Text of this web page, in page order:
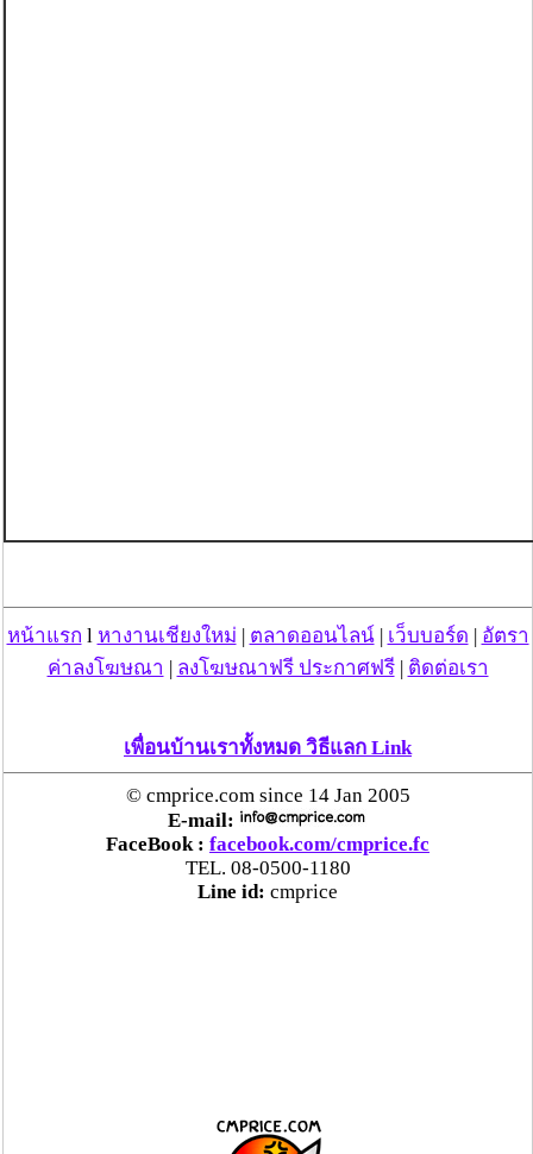
หน้าแรก l หางานเชียงใหม่ | ตลาดออนไลน์| เว็บบอร์ด | อัตรา
ค่าลงโฆษณา | ลงโฆษณาฟรี ประกาศฟรี| ติดต่อเรา
เพื่อนบ้านเราทั้งหมด วิธีแลก Link
© cmprice.com since 14 Jan 2005
E-mail:
FaceBook : facebook.com/cmprice.fc
TEL. 08-0500-1180
Line id: cmprice